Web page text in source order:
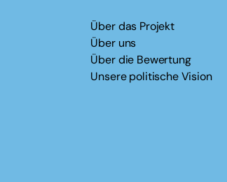
Über das Projekt
Über uns
Über die Bewertung
Unsere politische Vision